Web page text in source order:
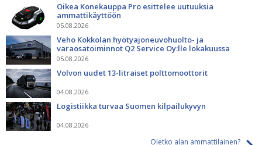
Oikea Konekauppa Pro esittelee uutuuksia
ammattikäyttöön
05.08.2026
Veho Kokkolan hyötyajoneuvohuolto- ja
varaosatoiminnot Q2 Service Oy:lle lokakuussa
05.08.2026
Volvon uudet 13-litraiset polttomoottorit
04.08.2026
Logistiikka turvaa Suomen kilpailukyvyn
04.08.2026
Oletko alan ammattilainen?